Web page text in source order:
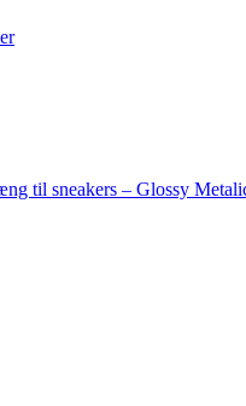
til sneakers – Glossy